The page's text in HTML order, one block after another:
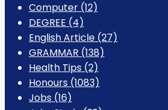
Computer (12)
DEGREE (4)
English Article (27)
GRAMMAR (138)
Health Tips (2)
Honours (1083)
Jobs (16)